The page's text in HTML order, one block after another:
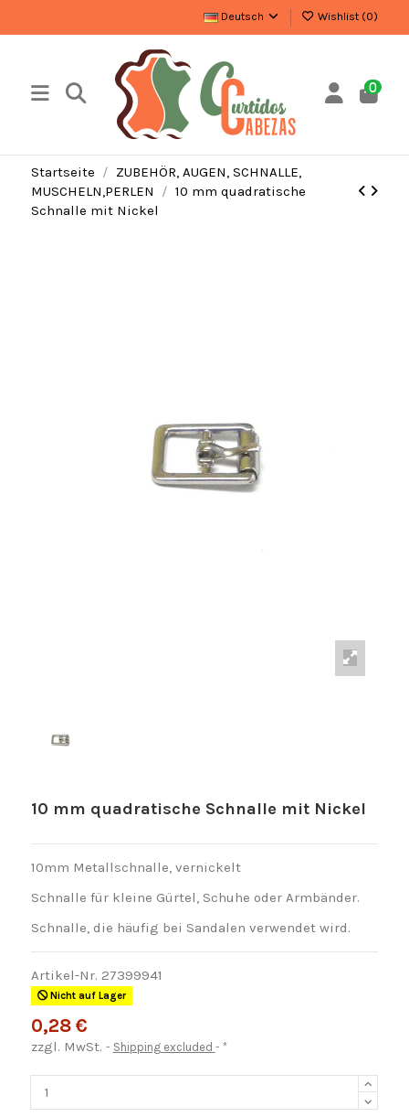
Deutsch Wishlist (0)
0
Startseite
ZUBEHÖR, AUGEN, SCHNALLE,
MUSCHELN,PERLEN
10 mm quadratische
Schnalle mit Nickel
10 mm quadratische Schnalle mit Nickel
10mm Metallschnalle, vernickelt
Schnalle für kleine Gürtel, Schuhe oder Armbänder.
Schnalle, die häufig bei Sandalen verwendet wird.
Artikel-Nr. 27399941
Nicht auf Lager
0,28 €
zzgl. MwSt. Shipping excluded *